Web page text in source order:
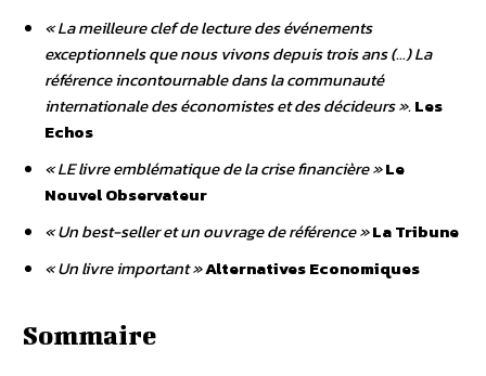
« La meilleure clef de lecture des événements
exceptionnels que nous vivons depuis trois ans (…) La
référence incontournable dans la communauté
internationale des économistes et des décideurs ».Les
Echos
« LE livre emblématique de la crise financière »Le
Nouvel Observateur
« Un best-seller et un ouvrage de référence »La Tribune
« Un livre important »Alternatives Economiques
Sommaire